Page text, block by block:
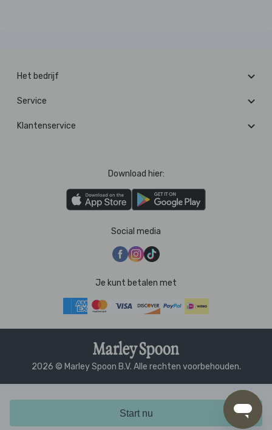
Start nu
Het bedrijf
Service
Klantenservice
Download hier:
Social media
Je kunt betalen met
2026 © Marley Spoon B.V. Alle rechten voorbehouden.